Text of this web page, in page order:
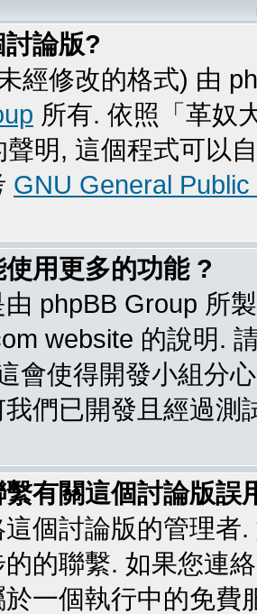
論版?
經修改的格式) 由
所有. 依照「革奴
聲明, 這個程式可以
GNU General
用更多的功能 ?
phpBB Group 所
website 的說明.
會使得開發小組分
們已開發且經過測
有關這個討論版誤
個討論版的管理者
的聯繫. 如果您連
一個執行中的免費